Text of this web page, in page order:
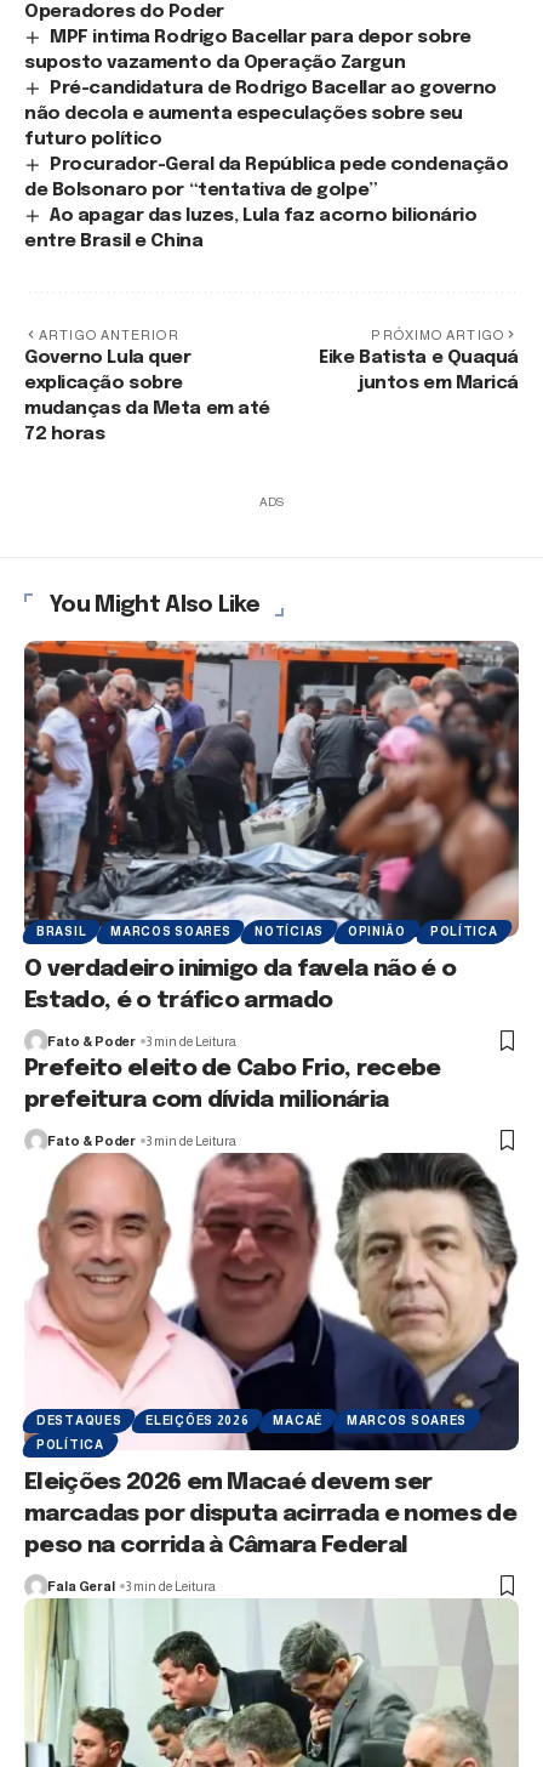
Operadores do Poder
MPF intima Rodrigo Bacellar para depor sobre
suposto vazamento da Operação Zargun
Pré-candidatura de Rodrigo Bacellar ao governo
não decola e aumenta especulações sobre seu
futuro político
Procurador-Geral da República pede condenação
de Bolsonaro por “tentativa de golpe”
Ao apagar das luzes, Lula faz acorno bilionário
entre Brasil e China
ARTIGO ANTERIOR
Governo Lula quer
explicação sobre
mudanças da Meta em até
72 horas
PRÓXIMO ARTIGO
Eike Batista e Quaquá
juntos em Maricá
ADS
You Might Also Like
BRASIL MARCOS SOARES NOTÍCIAS OPINIÃO POLÍTICA
O verdadeiro inimigo da favela não é o
Estado, é o tráfico armado
Fato & Poder 3 min de Leitura
Prefeito eleito de Cabo Frio, recebe
prefeitura com dívida milionária
Fato & Poder 3 min de Leitura
DESTAQUES ELEIÇÕES 2026 MACAÉ
MARCOS SOARES
POLÍTICA
Eleições 2026 em Macaé devem ser
marcadas por disputa acirrada e nomes de
peso na corrida à Câmara Federal
Fala Geral 3 min de Leitura